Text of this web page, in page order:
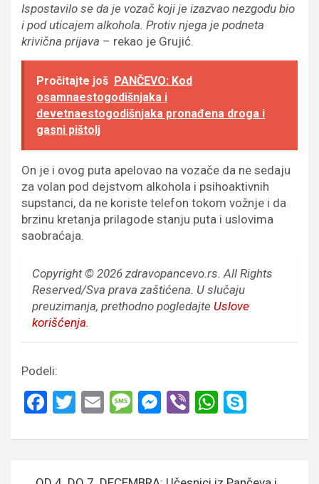
Ispostavilo se da je vozač koji je izazvao nezgodu bio
i pod uticajem alkohola. Protiv njega je podneta
krivična prijava – rekao je Grujić.
Pročitajte još PANČEVO: Kod
osamnaestogodišnjaka i
devetnaestogodišnjaka pronađena droga i
gasni pištolj
On je i ovog puta apelovao na vozače da ne sedaju
za volan pod dejstvom alkohola i psihoaktivnih
supstanci, da ne koriste telefon tokom vožnje i da
brzinu kretanja prilagode stanju puta i uslovima
saobraćaja.
Copyright © 2026 zdravopancevo.rs. All Rights
Reserved/Sva prava zaštićena. U slučaju
preuzimanja, prethodno pogledajte Uslove
korišćenja.
Podeli:
F
ce
T
tt
E
ail
M
s
M
se
Vi
er
W
at p
e